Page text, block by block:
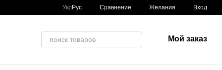
Укр Рус Сравнение Желания Вход
Мой заказ